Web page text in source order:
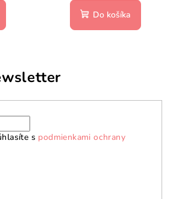
Do košíka
s podmienkami ochrany